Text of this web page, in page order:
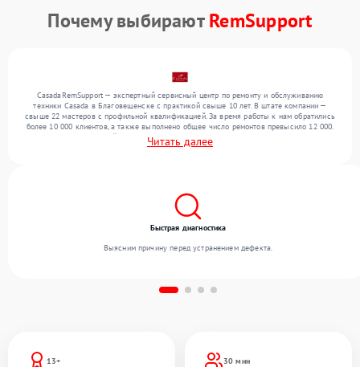
Почему выбираютRemSupport
CasadaRemSupport — экспертный сервисный центр по ремонту и обслуживанию
техники Casada в Благовещенске с практикой свыше 10 лет. В штате компании —
свыше 22 мастеров с профильной квалификацией. За время работы к нам обратились
более 10 000 клиентов, а также выполнено общее число ремонтов превысило 12 000.
Ежемесячно в сервисный центр поступает свыше 300 единиц техники, включая , , . Мы
выполняем ремонт различного уровня сложности и предлагаем стабильный уровень
Читать далее
13+
30 мин
Быстрая диагностика
Выясним причину перед устранением дефекта.